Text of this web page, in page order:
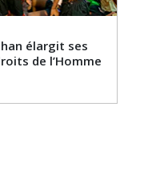
élargit ses
de l’Homme